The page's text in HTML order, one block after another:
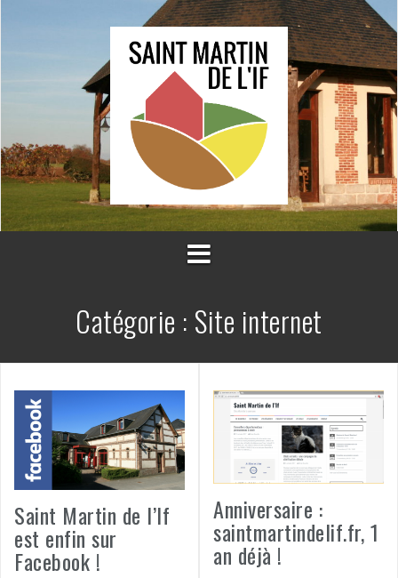
Catégorie : Site internet
Saint Martin de l’If
est enfin sur
Facebook !
Anniversaire :
saintmartindelif.fr, 1
an déjà !